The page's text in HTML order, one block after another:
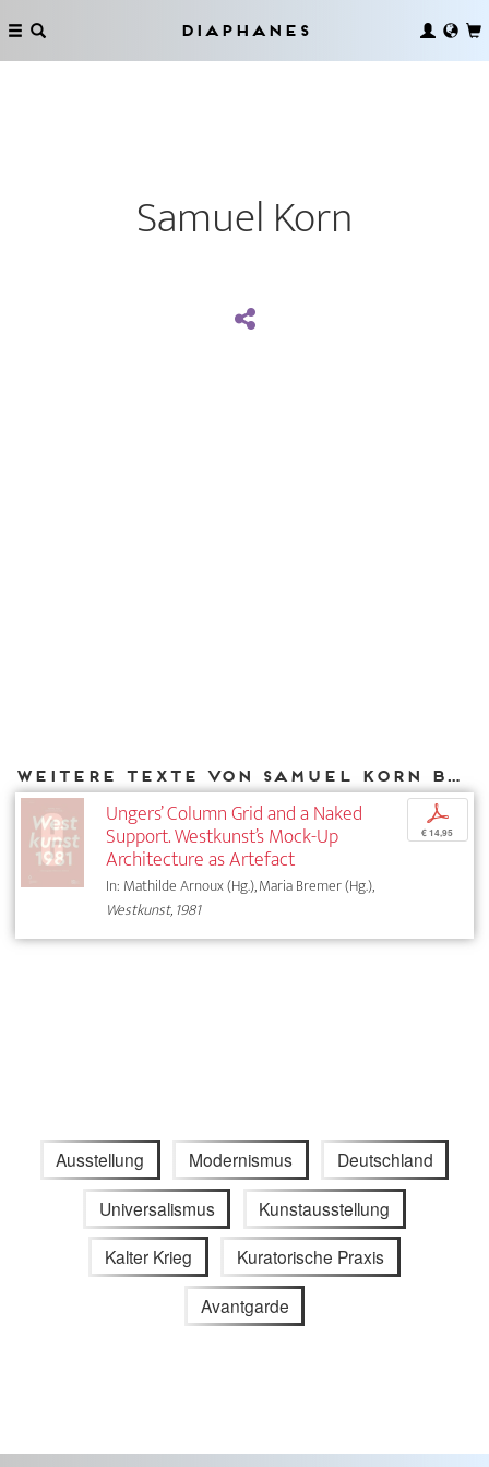
Diaphanes
Samuel Korn
Weitere Texte von Samuel Korn bei DIAPHANES
Ungers’ Column Grid and a Naked
Support. Westkunst’s Mock-Up
Architecture as Artefact
In: Mathilde Arnoux (Hg.), Maria Bremer (Hg.),
Westkunst, 1981
p
€ 14,95
Ausstellung Modernismus Deutschland
Universalismus Kunstausstellung
Kalter Krieg Kuratorische Praxis
Avantgarde